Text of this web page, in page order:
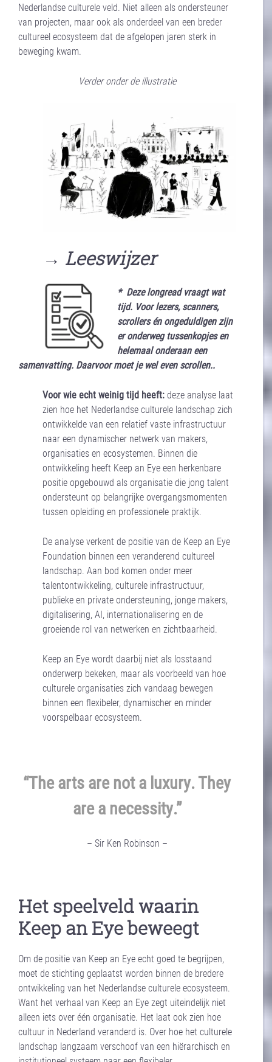
Nederlandse culturele veld. Niet alleen als ondersteuner
van projecten, maar ook als onderdeel van een breder
cultureel ecosysteem dat de afgelopen jaren sterk in
beweging kwam.
Verder onder de illustratie
→ Leeswijzer
* Deze longread vraagt wat
tijd. Voor lezers, scanners,
scrollers én ongeduldigen zijn
er onderweg tussenkopjes en
helemaal onderaan een
samenvatting. Daarvoor moet je wel even scrollen..
Voor wie echt weinig tijd heeft:deze analyse laat
zien hoe het Nederlandse culturele landschap zich
ontwikkelde van een relatief vaste infrastructuur
naar een dynamischer netwerk van makers,
organisaties en ecosystemen. Binnen die
ontwikkeling heeft Keep an Eye een herkenbare
positie opgebouwd als organisatie die jong talent
ondersteunt op belangrijke overgangsmomenten
tussen opleiding en professionele praktijk.
De analyse verkent de positie van de Keep an Eye
Foundation binnen een veranderend cultureel
landschap. Aan bod komen onder meer
talentontwikkeling, culturele infrastructuur,
publieke en private ondersteuning, jonge makers,
digitalisering, AI, internationalisering en de
groeiende rol van netwerken en zichtbaarheid.
Keep an Eye wordt daarbij niet als losstaand
onderwerp bekeken, maar als voorbeeld van hoe
culturele organisaties zich vandaag bewegen
binnen een flexibeler, dynamischer en minder
voorspelbaar ecosysteem.
“The arts are not a luxury. They
are a necessity.”
– Sir Ken Robinson –
Het speelveld waarin
Keep an Eye beweegt
Om de positie van Keep an Eye echt goed te begrijpen,
moet de stichting geplaatst worden binnen de bredere
ontwikkeling van het Nederlandse culturele ecosysteem.
Want het verhaal van Keep an Eye zegt uiteindelijk niet
alleen iets over één organisatie. Het laat ook zien hoe
cultuur in Nederland veranderd is. Over hoe het culturele
landschap langzaam verschoof van een hiërarchisch en